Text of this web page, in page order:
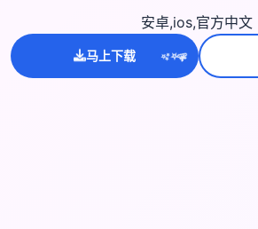
安卓,ios,官方中文
马上下载 ✨⭐💫